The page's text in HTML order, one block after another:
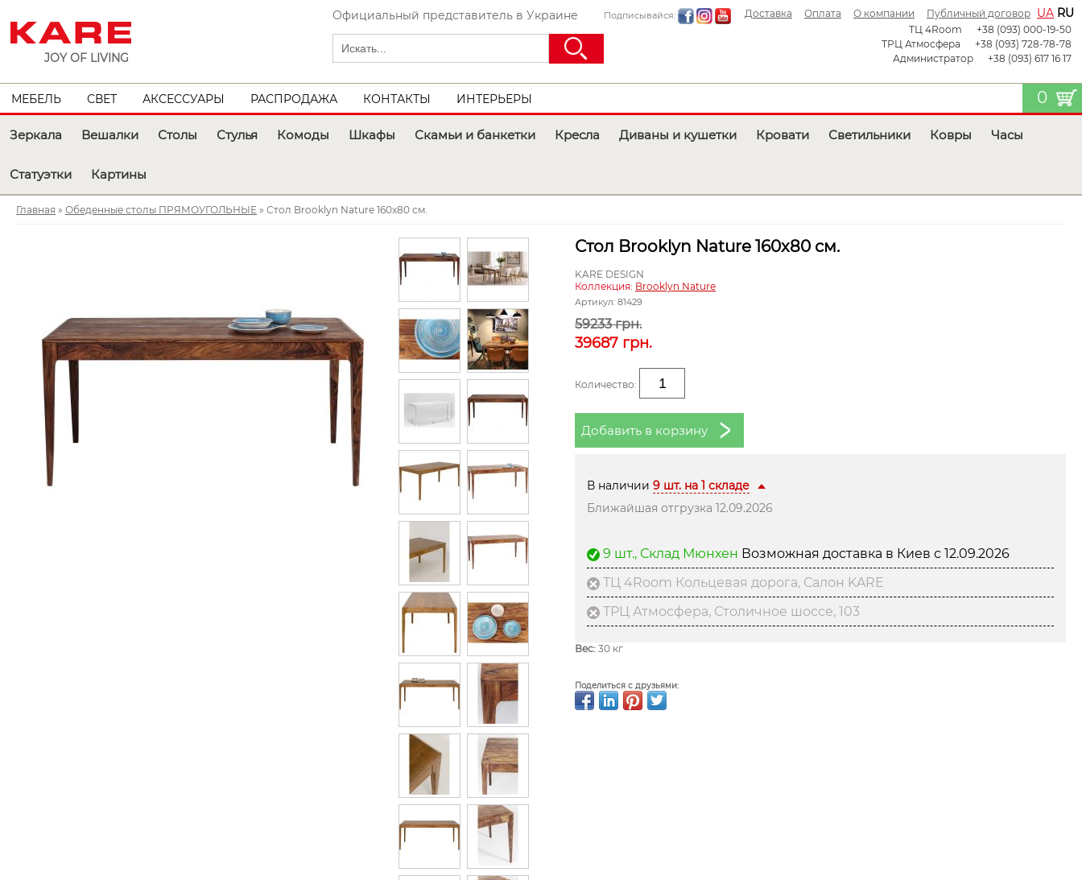
JOY OF LIVING
Подписывайся:
Официальный представитель в Украине Доставка Оплата О компании Публичный договор UA RU
ТЦ 4Room
+38 (093) 000-19-50
ТРЦ Атмосфера
+38 (093) 728-78-78
Администратор
+38 (093) 617 16 17
МЕБЕЛЬ СВЕТ АКСЕССУАРЫ РАСПРОДАЖА КОНТАКТЫ ИНТЕРЬЕРЫ 0
Зеркала Вешалки Столы Стулья Комоды Шкафы Скамьи и банкетки Кресла Диваны и кушетки Кровати Светильники Ковры Часы
Статуэтки Картины
Главная » Обеденные столы ПРЯМОУГОЛЬНЫЕ » Стол Brooklyn Nature 160x80 см.
Стол Brooklyn Nature 160x80 см.
KARE DESIGN
Коллекция: Brooklyn Nature
Артикул: 81429
59233 грн.
39687 грн.
Количество:
Добавить в корзину
В наличии 9 шт. на 1 складе
Ближайшая отгрузка 12.09.2026
9 шт., Склад Мюнхен Возможная доставка в Киев с 12.09.2026
ТЦ 4Room Кольцевая дорога, Салон KARE
ТРЦ Атмосфера, Столичное шоссе, 103
Вес: 30 кг
Поделиться с друзьями: